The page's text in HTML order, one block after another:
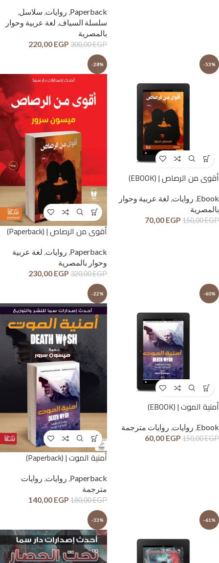
Paperback
, روايات, سلاسل,
سلسلة السياف, لغة عربية وحوار
بالمصرية
300,00EGP
220,00 EGP
-53%
أقوى من الرصاص | (EBOOK)
Ebook روايات لغة عربية وحوار
بالمصرية
150,00EGP
70,00 EGP
-28%
أقوى من الرصاص | (Paperback)
Paperback
, روايات, لغة عربية
وحوار بالمصرية
320,00EGP
230,00 EGP
-60%
أمنية الموت | (EBOOK)
Ebook
, روايات, روايات مترجمة
150,00EGP
60,00 EGP
-22%
أمنية الموت | (Paperback)
Paperback روايات روايات
مترجمة
180,00EGP
140,00 EGP
-61%
-33%